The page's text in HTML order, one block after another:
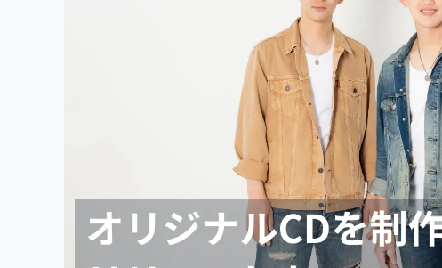
書籍
ビジネス・起業 チ
まちづくり・地域活性化